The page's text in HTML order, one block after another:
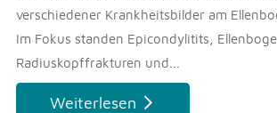
verschiedener Krankheitsbilder am
Im Fokus standen Epicondylitits,
Radiuskopffrakturen und...
Weiterlesen